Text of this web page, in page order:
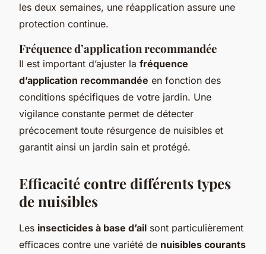
les deux semaines, une réapplication assure une
protection continue.
Fréquence d’application recommandée
Il est important d’ajuster la fréquence
d’application recommandée en fonction des
conditions spécifiques de votre jardin. Une
vigilance constante permet de détecter
précocement toute résurgence de nuisibles et
garantit ainsi un jardin sain et protégé.
Efficacité contre différents types
de nuisibles
Les insecticides à base d’ail sont particulièrement
efficaces contre une variété de nuisibles courants